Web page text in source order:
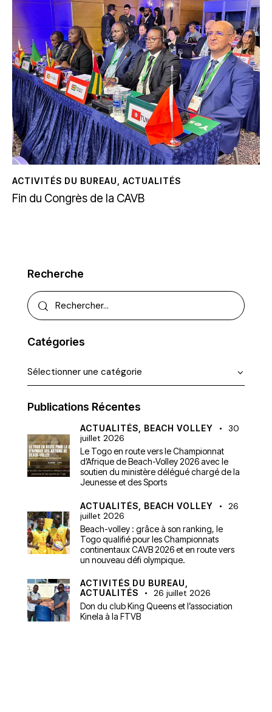
ACTIVITÉS DU BUREAU ACTUALITÉS
Fin du Congrès de la CAVB
Recherche
Catégories
Publications Récentes
ACTUALITÉS, BEACH VOLLEY
30
juillet 2026
Le Togo en route vers le Championnat
d’Afrique de Beach-Volley 2026 avec le
soutien du ministère délégué chargé de la
Jeunesse et des Sports
ACTUALITÉS, BEACH VOLLEY
26
juillet 2026
Beach-volley : grâce à son ranking, le
Togo qualifié pour les Championnats
continentaux CAVB 2026 et en route vers
un nouveau défi olympique.
ACTIVITÉS DU BUREAU,
ACTUALITÉS
26 juillet 2026
Don du club King Queens et l’association
Kinela à la FTVB